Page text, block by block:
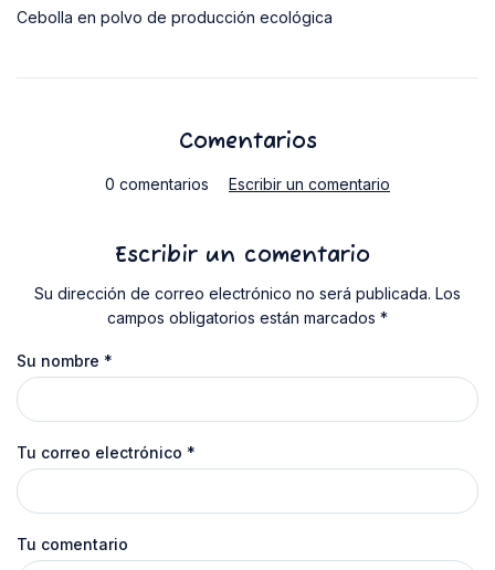
Cebolla en polvo de producción ecológica
Comentarios
0 comentarios Escribir un comentario
Escribir un comentario
Su dirección de correo electrónico no será publicada. Los
campos obligatorios están marcados *
Su nombre *
Tu correo electrónico *
Tu comentario